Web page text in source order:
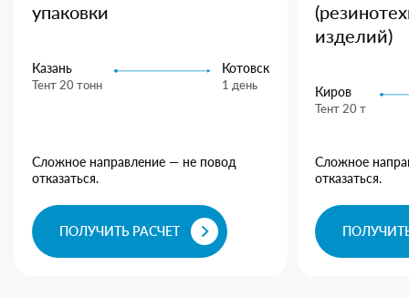
упаковки
Казань
Тент 20 тонн
Котовск
1 день
Сложное направление — не повод
отказаться.
ПОЛУЧИТЬ РАСЧЕТ
изделий)
Киров
Тент 20 т
Сложное
отказаться.